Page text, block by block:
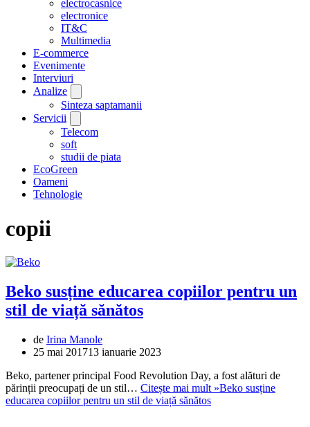
electrocasnice
electronice
IT&C
Multimedia
E-commerce
Evenimente
Interviuri
Analize
Sinteza saptamanii
Servicii
Telecom
soft
studii de piata
EcoGreen
Oameni
Tehnologie
copii
Beko susține educarea copiilor pentru un
stil de viață sănătos
de Irina Manole
25 mai 201713 ianuarie 2023
Beko, partener principal Food Revolution Day, a fost alături de
părinții preocupați de un stil… Citește mai mult »Beko susține
educarea copiilor pentru un stil de viață sănătos